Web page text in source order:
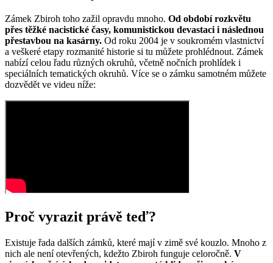
Zámek Zbiroh toho zažil opravdu mnoho. Od období rozkvětu
přes těžké nacistické časy, komunistickou devastaci i následnou
přestavbou na kasárny. Od roku 2004 je v soukromém vlastnictví
a veškeré etapy rozmanité historie si tu můžete prohlédnout. Zámek
nabízí celou řadu různých okruhů, včetně nočních prohlídek i
speciálních tematických okruhů. Více se o zámku samotném můžete
dozvědět ve videu níže:
Proč vyrazit právě teď?
Existuje řada dalších zámků, které mají v zimě své kouzlo. Mnoho z
nich ale není otevřených, kdežto Zbiroh funguje celoročně. V